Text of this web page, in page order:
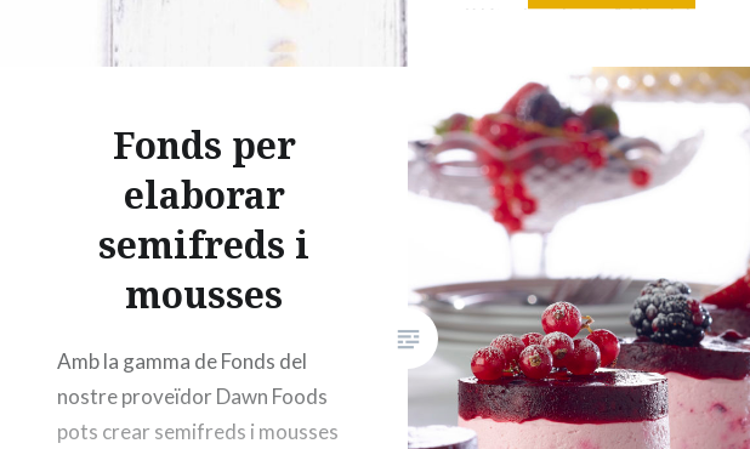
2 Dientes de ajo 160 ml de
arbequina Aceites Bargalló Sal
ELABORACIÓN Separar las
hojas de…
Fonds per
elaborar
semifreds i
mousses
Amb la gamma de Fonds del
nostre proveïdor Dawn Foods
pots crear semifreds i mousses